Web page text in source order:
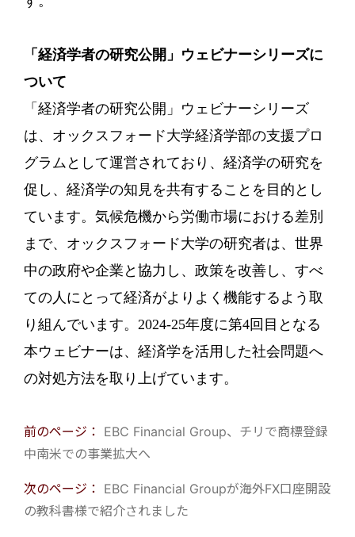
「経済学者の研究公開」ウェビナーシリーズに
ついて
「経済学者の研究公開」ウェビナーシリーズ
は、オックスフォード大学経済学部の支援プロ
グラムとして運営されており、経済学の研究を
促し、経済学の知見を共有することを目的とし
ています。気候危機から労働市場における差別
まで、オックスフォード大学の研究者は、世界
中の政府や企業と協力し、政策を改善し、すべ
ての人にとって経済がよりよく機能するよう取
り組んでいます。2024-25年度に第4回目となる
本ウェビナーは、経済学を活用した社会問題へ
の対処方法を取り上げています。
前のページ： EBC Financial Group、チリで商標登録
中南米での事業拡大へ
次のページ： EBC Financial Groupが海外FX口座開設
の教科書様で紹介されました